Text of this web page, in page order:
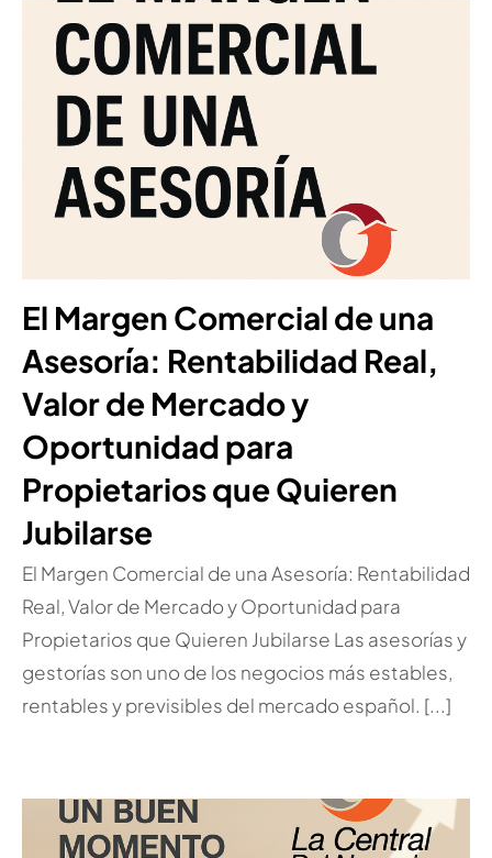
El Margen Comercial de una
Asesoría: Rentabilidad Real,
Valor de Mercado y
Oportunidad para
Propietarios que Quieren
Jubilarse
El Margen Comercial de una Asesoría: Rentabilidad
Real, Valor de Mercado y Oportunidad para
Propietarios que Quieren Jubilarse Las asesorías y
gestorías son uno de los negocios más estables,
rentables y previsibles del mercado español. [...]